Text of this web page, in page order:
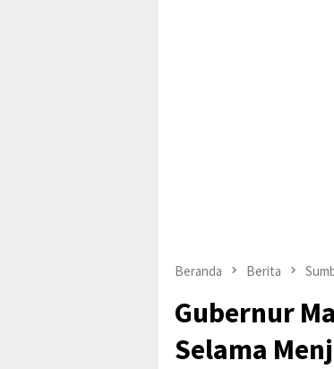
Beranda Berita
Gubernur
Selama